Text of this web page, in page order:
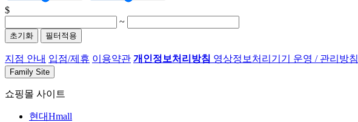
$
~
초기화 필터적용
지점 안내 입점/제휴 이용약관 개인정보처리방침 영상정보처리기기 운영 / 관리방침
Family Site
쇼핑몰 사이트
현대Hmall